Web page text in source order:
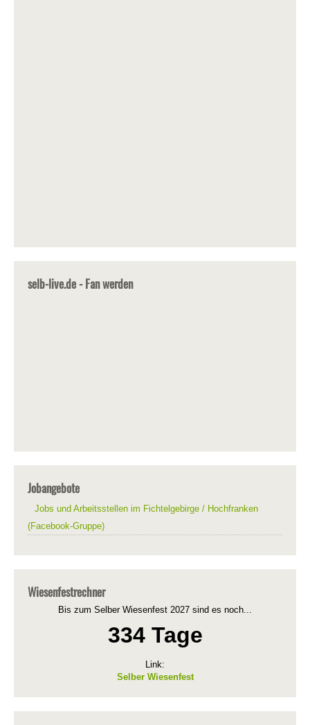
selb-live.de - Fan werden
Jobangebote
Jobs und Arbeitsstellen im Fichtelgebirge / Hochfranken
(Facebook-Gruppe)
Wiesenfestrechner
Bis zum Selber Wiesenfest 2027 sind es noch...
334 Tage
Link:
Selber Wiesenfest